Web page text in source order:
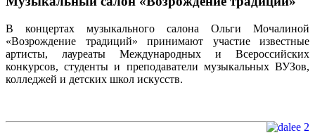
В концертах музыкального салона Ольги Мочалиной
«Возрождение традиций» принимают участие известные
артисты, лауреаты Международных и Всероссийских
конкурсов, студенты и преподаватели музыкальных ВУЗов,
колледжей и детских школ искусств.